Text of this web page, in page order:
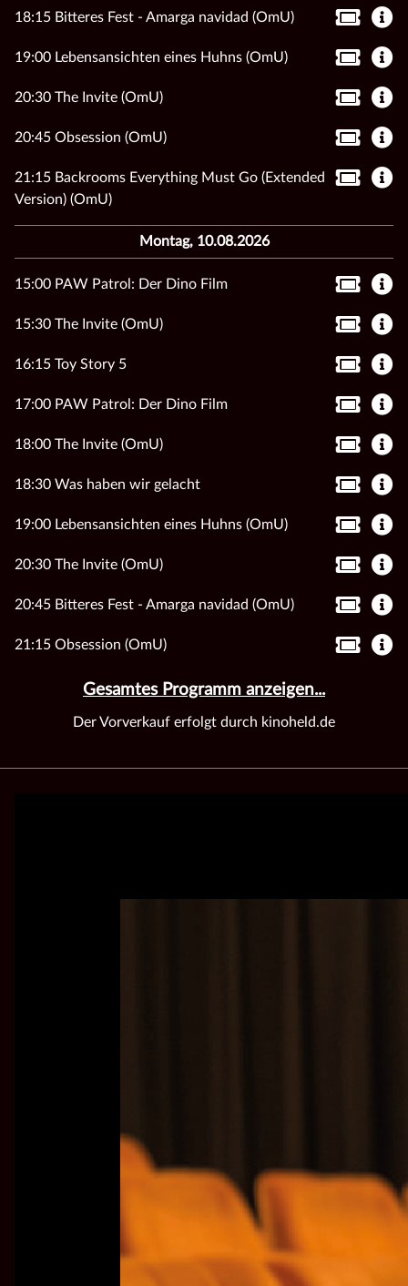
18:15 Bitteres Fest - Amarga navidad (OmU)
19:00 Lebensansichten eines Huhns (OmU)
20:30 The Invite (OmU)
20:45 Obsession (OmU)
21:15 Backrooms Everything Must Go (Extended
Version) (OmU)
Montag, 10.08.2026
15:00 PAW Patrol: Der Dino Film
15:30 The Invite (OmU)
16:15 Toy Story 5
17:00 PAW Patrol: Der Dino Film
18:00 The Invite (OmU)
18:30 Was haben wir gelacht
19:00 Lebensansichten eines Huhns (OmU)
20:30 The Invite (OmU)
20:45 Bitteres Fest - Amarga navidad (OmU)
21:15 Obsession (OmU)
Gesamtes Programm anzeigen...
Der Vorverkauf erfolgt durch kinoheld.de